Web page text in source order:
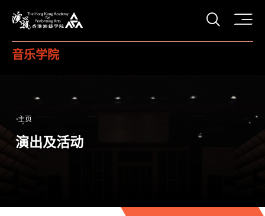
打开
音乐学院
主页
演出及活动